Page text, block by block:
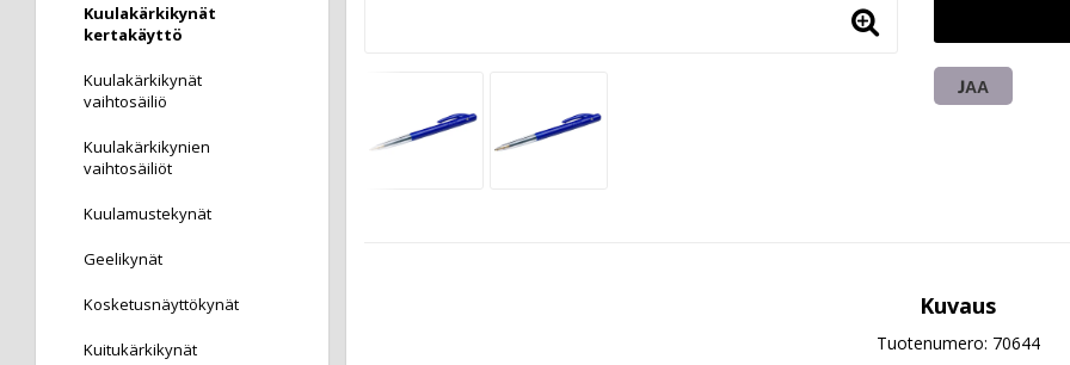
Kuulakärkikynät
kertakäyttö
Kuulakärkikynät
vaihtosäiliö
Kuulakärkikynien
vaihtosäiliöt
Kuulamustekynät
Geelikynät
Kosketusnäyttökynät
Kuitukärkikynät
JAA
Kuvaus
Tuotenumero: 70644